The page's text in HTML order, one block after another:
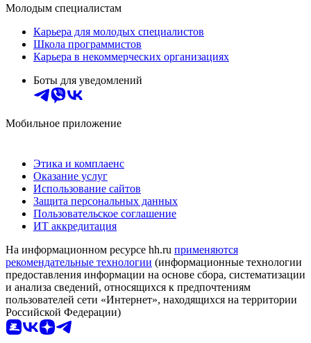
Молодым специалистам
Карьера для молодых специалистов
Школа программистов
Карьера в некоммерческих организациях
Боты для уведомлений
Мобильное приложение
Этика и комплаенс
Оказание услуг
Использование сайтов
Защита персональных данных
Пользовательское соглашение
ИТ аккредитация
На информационном ресурсе hh.ru применяются
рекомендательные технологии (информационные технологии
предоставления информации на основе сбора, систематизации
и анализа сведений, относящихся к предпочтениям
пользователей сети «Интернет», находящихся на территории
Российской Федерации)